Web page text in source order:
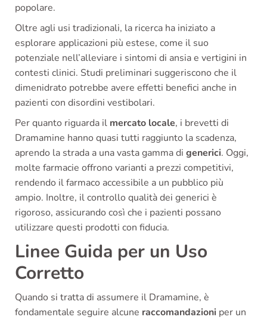
popolare.
Oltre agli usi tradizionali, la ricerca ha iniziato a
esplorare applicazioni più estese, come il suo
potenziale nell’alleviare i sintomi di ansia e vertigini in
contesti clinici. Studi preliminari suggeriscono che il
dimenidrato potrebbe avere effetti benefici anche in
pazienti con disordini vestibolari.
Per quanto riguarda il mercato locale, i brevetti di
Dramamine hanno quasi tutti raggiunto la scadenza,
aprendo la strada a una vasta gamma di generici. Oggi,
molte farmacie offrono varianti a prezzi competitivi,
rendendo il farmaco accessibile a un pubblico più
ampio. Inoltre, il controllo qualità dei generici è
rigoroso, assicurando così che i pazienti possano
utilizzare questi prodotti con fiducia.
Linee Guida per un Uso
Corretto
Quando si tratta di assumere il Dramamine, è
fondamentale seguire alcune raccomandazioni per un